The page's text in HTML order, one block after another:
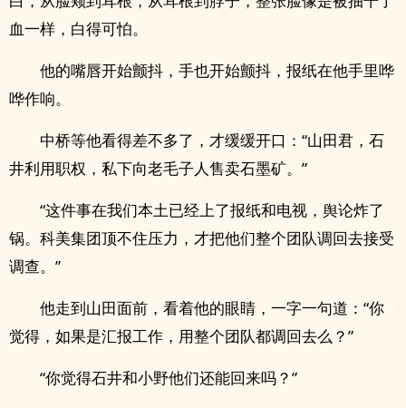
血一样，白得可怕。
他的嘴唇开始颤抖，手也开始颤抖，报纸在他手里哗
哗作响。
中桥等他看得差不多了，才缓缓开口：“山田君，石
井利用职权，私下向老毛子人售卖石墨矿。”
“这件事在我们本土已经上了报纸和电视，舆论炸了
锅。科美集团顶不住压力，才把他们整个团队调回去接受
调查。”
他走到山田面前，看着他的眼睛，一字一句道：“你
觉得，如果是汇报工作，用整个团队都调回去么？”
“你觉得石井和小野他们还能回来吗？”